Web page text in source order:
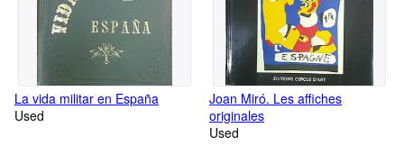
La vida militar en España
Used
Joan Miró. Les affiches
originales
Used